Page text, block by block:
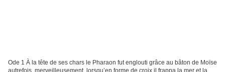
Ode 1 À la tête de ses chars le Pharaon fut englouti grâce au bâton de Moïse
autrefois, merveilleusement, lorsqu’en forme de croix il frappa la mer et la